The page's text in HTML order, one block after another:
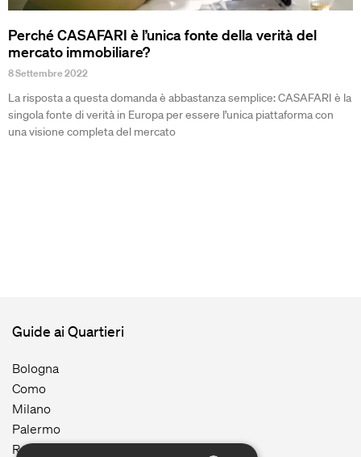
Perché CASAFARI è l’unica fonte della verità del
mercato immobiliare?
8 Settembre 2022
La risposta a questa domanda è abbastanza semplice: CASAFARI è la
singola fonte di verità in Europa per essere l’unica piattaforma con
una visione completa del mercato
Guide ai Quartieri
Bologna
Como
Milano
Palermo
Roma